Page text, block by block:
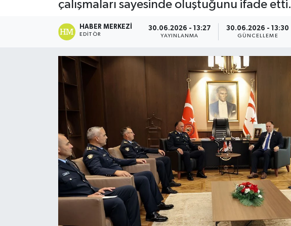
çalışmaları sayesinde oluştuğunu ifade etti.
HABER MERKEZI
EDITÖR
30.06.2026 - 13:27
YAYINLANMA
30.06.2026 - 13:30
GÜNCELLEME
GÜNDEM
GÜNEY KIBRIS
İÇ HABERLER
KÜLTÜR SANAT
LEFKOŞA